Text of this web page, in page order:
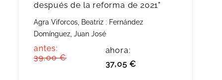
después de la reforma de 2021"
Agra Viforcos, Beatriz ; Fernández
Domínguez, Juan José
antes:
39,00 €
ahora:
37,05 €